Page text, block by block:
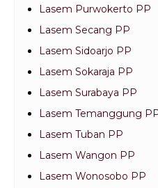
Lasem Purwokerto PP
Lasem Secang PP
Lasem Sidoarjo PP
Lasem Sokaraja PP
Lasem Surabaya PP
Lasem Temanggung
Lasem Tuban PP
Lasem Wangon PP
Lasem Wonosobo PP